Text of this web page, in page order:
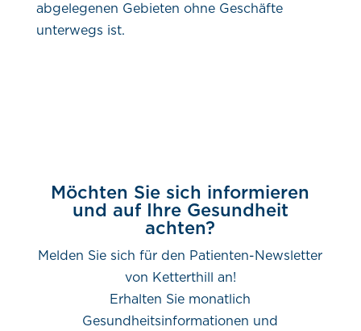
abgelegenen Gebieten ohne Geschäfte
unterwegs ist.
Möchten Sie sich informieren
und auf Ihre Gesundheit
achten?
Melden Sie sich für den Patienten-Newsletter
von Ketterthill an!
Erhalten Sie monatlich
Gesundheitsinformationen und